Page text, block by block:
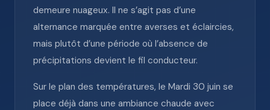
demeure nuageux. Il ne s’agit pas d’une
alternance marquée entre averses et éclaircies,
mais plutôt d’une période où l’absence de
précipitations devient le fil conducteur.
Sur le plan des températures, le Mardi 30 juin se
place déjà dans une ambiance chaude avec